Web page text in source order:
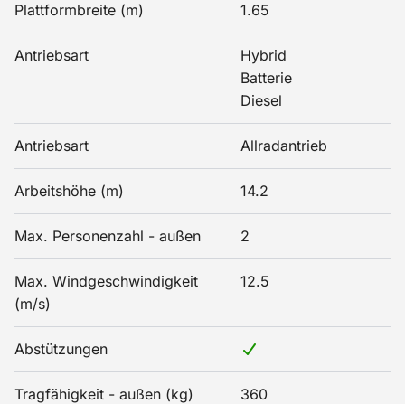
Plattformbreite (m) 1.65
Antriebsart
Hybrid
Batterie
Diesel
Antriebsart Allradantrieb
Arbeitshöhe (m) 14.2
Max. Personenzahl - außen 2
Max. Windgeschwindigkeit
(m/s)
12.5
Abstützungen
Tragfähigkeit - außen (kg) 360